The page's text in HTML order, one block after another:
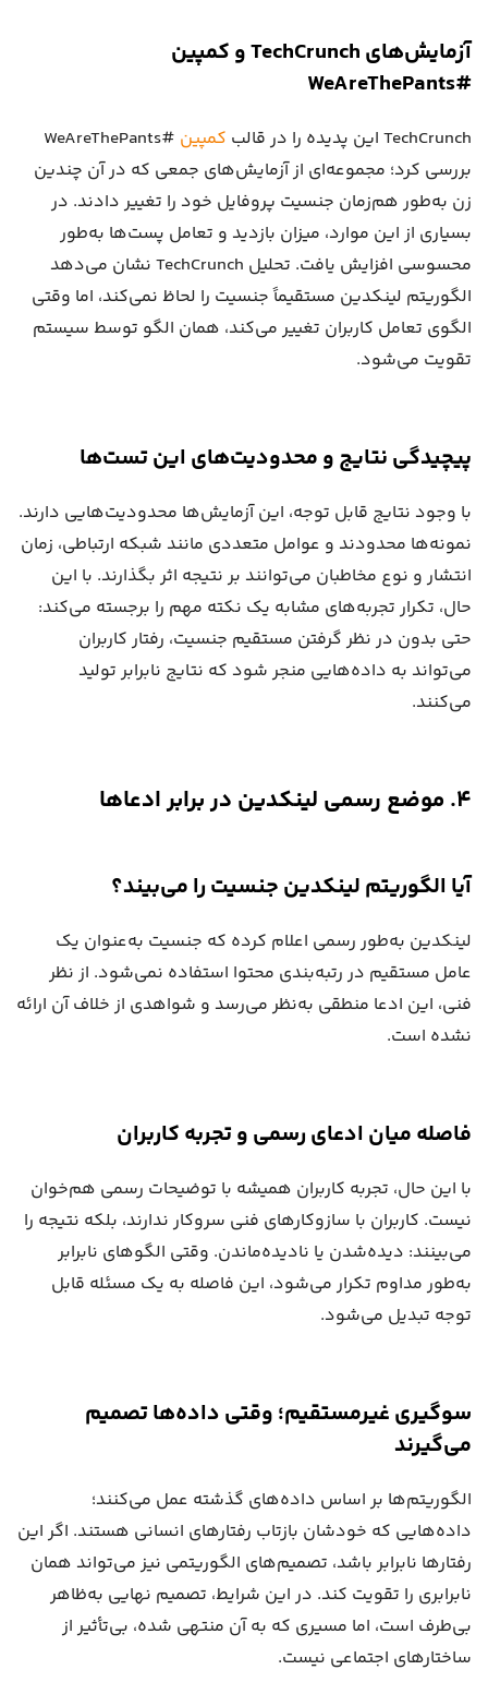
آزمایش‌های TechCrunch و کمپین
#WeAreThePants
TechCrunch این پدیده را در قالب کمپین
#WeAreThePants
بررسی کرد؛ مجموعه‌ای از آزمایش‌های جمعی که در آن چندین
زن به‌طور هم‌زمان جنسیت پروفایل خود را تغییر دادند. در
بسیاری از این موارد، میزان بازدید و تعامل پست‌ها به‌طور
محسوسی افزایش یافت. تحلیل TechCrunch نشان می‌دهد
الگوریتم لینکدین مستقیماً جنسیت را لحاظ نمی‌کند، اما وقتی
الگوی تعامل کاربران تغییر می‌کند، همان الگو توسط سیستم
تقویت می‌شود.
پیچیدگی نتایج و محدودیت‌های این تست‌ها
با وجود نتایج قابل توجه، این آزمایش‌ها محدودیت‌هایی دارند.
نمونه‌ها محدودند و عوامل متعددی مانند شبکه ارتباطی، زمان
انتشار و نوع مخاطبان می‌توانند بر نتیجه اثر بگذارند. با این
حال، تکرار تجربه‌های مشابه یک نکته مهم را برجسته می‌کند:
حتی بدون در نظر گرفتن مستقیم جنسیت، رفتار کاربران
می‌تواند به داده‌هایی منجر شود که نتایج نابرابر تولید
می‌کنند.
۴. موضع رسمی لینکدین در برابر ادعاها
آیا الگوریتم لینکدین جنسیت را می‌بیند؟
لینکدین به‌طور رسمی اعلام کرده که جنسیت به‌عنوان یک
عامل مستقیم در رتبه‌بندی محتوا استفاده نمی‌شود. از نظر
فنی، این ادعا منطقی به‌نظر می‌رسد و شواهدی از خلاف آن ارائه
نشده است.
فاصله میان ادعای رسمی و تجربه کاربران
با این حال، تجربه کاربران همیشه با توضیحات رسمی هم‌خوان
نیست. کاربران با سازوکارهای فنی سروکار ندارند، بلکه نتیجه را
می‌بینند: دیده‌شدن یا نادیده‌ماندن. وقتی الگوهای نابرابر
به‌طور مداوم تکرار می‌شود، این فاصله به یک مسئله قابل
توجه تبدیل می‌شود.
سوگیری غیرمستقیم؛ وقتی داده‌ها تصمیم
می‌گیرند
الگوریتم‌ها بر اساس داده‌های گذشته عمل می‌کنند؛
داده‌هایی که خودشان بازتاب رفتارهای انسانی هستند. اگر این
رفتارها نابرابر باشد، تصمیم‌های الگوریتمی نیز می‌تواند همان
نابرابری را تقویت کند. در این شرایط، تصمیم نهایی به‌ظاهر
بی‌طرف است، اما مسیری که به آن منتهی شده، بی‌تأثیر از
ساختارهای اجتماعی نیست.